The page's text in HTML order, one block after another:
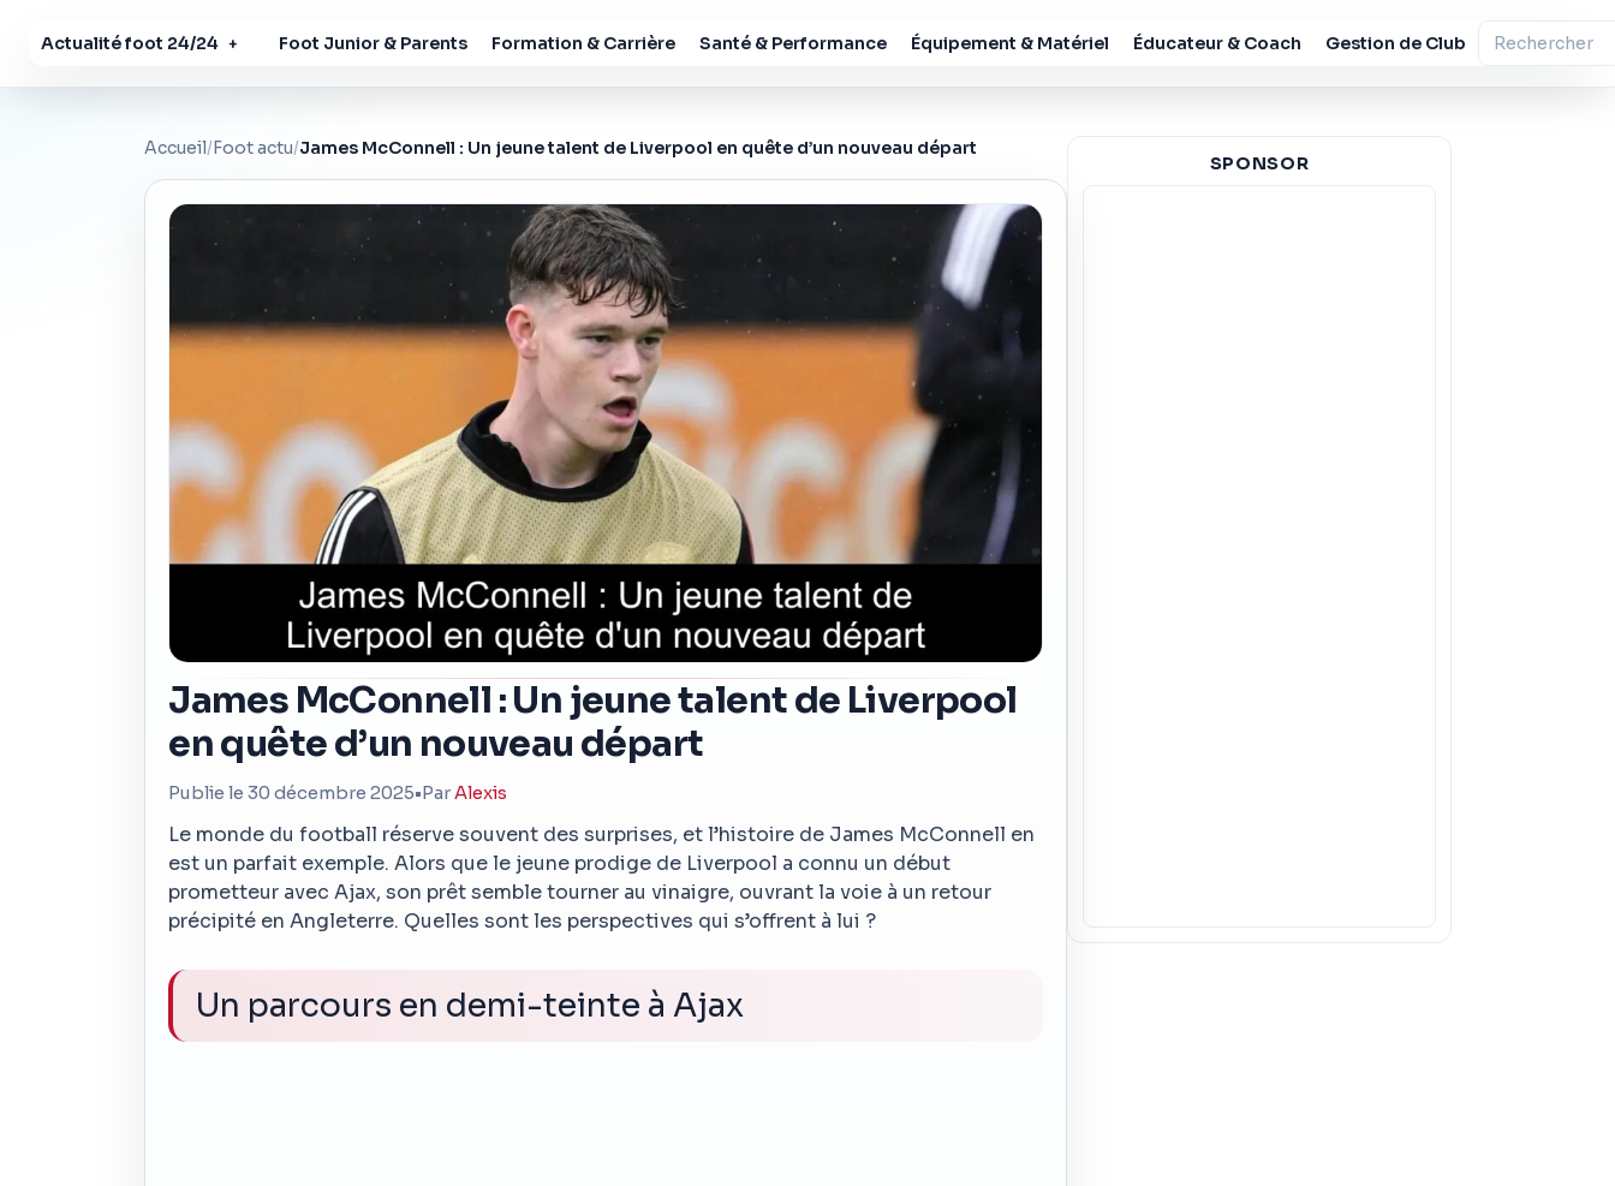
Actualité foot 24/24 + Foot Junior & Parents Formation & Carrière Santé & Performance Équipement & Matériel Éducateur & Coach Gestion de Club
Accueil/Foot actu/James McConnell : Un jeune talent de Liverpool en quête d’un nouveau départ
James McConnell : Un jeune talent de Liverpool
en quête d’un nouveau départ
Publie le 30 décembre 2025•ParAlexis
Le monde du football réserve souvent des surprises, et l’histoire de James McConnell en
est un parfait exemple. Alors que le jeune prodige de Liverpool a connu un début
prometteur avec Ajax, son prêt semble tourner au vinaigre, ouvrant la voie à un retour
précipité en Angleterre. Quelles sont les perspectives qui s’offrent à lui ?
Un parcours en demi-teinte à Ajax
SPONSOR